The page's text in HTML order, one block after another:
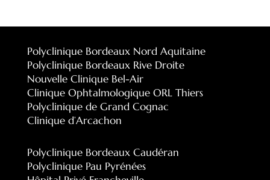
Polyclinique Bordeaux Nord Aquitaine
Polyclinique Bordeaux Rive Droite
Nouvelle Clinique Bel-Air
Clinique Ophtalmologique ORL Thiers
Polyclinique de Grand Cognac
Clinique d’Arcachon
Polyclinique Bordeaux Caudéran
Polyclinique Pau Pyrénées